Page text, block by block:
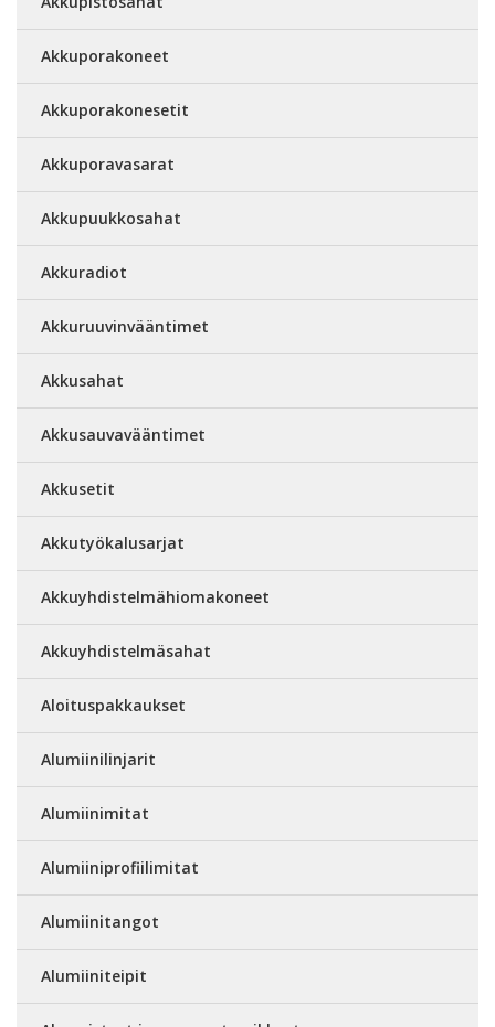
Akkuporakoneet
Akkuporakonesetit
Akkuporavasarat
Akkupuukkosahat
Akkuradiot
Akkuruuvinvääntimet
Akkusahat
Akkusauvavääntimet
Akkusetit
Akkutyökalusarjat
Akkuyhdistelmähiomakoneet
Akkuyhdistelmäsahat
Aloituspakkaukset
Alumiinilinjarit
Alumiinimitat
Alumiiniprofiilimitat
Alumiinitangot
Alumiiniteipit